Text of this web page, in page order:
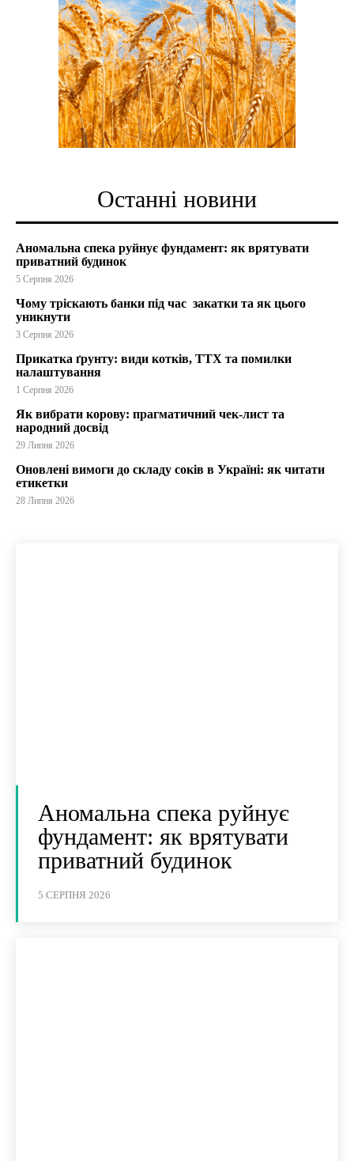
Останні новини
Аномальна спека руйнує фундамент: як врятувати
приватний будинок
5 Серпня 2026
Чому тріскають банки під час закатки та як цього
уникнути
3 Серпня 2026
Прикатка ґрунту: види котків, ТТХ та помилки
налаштування
1 Серпня 2026
Як вибрати корову: прагматичний чек-лист та
народний досвід
29 Липня 2026
Оновлені вимоги до складу соків в Україні: як читати
етикетки
28 Липня 2026
Аномальна спека руйнує
фундамент: як врятувати
приватний будинок
5 СЕРПНЯ 2026